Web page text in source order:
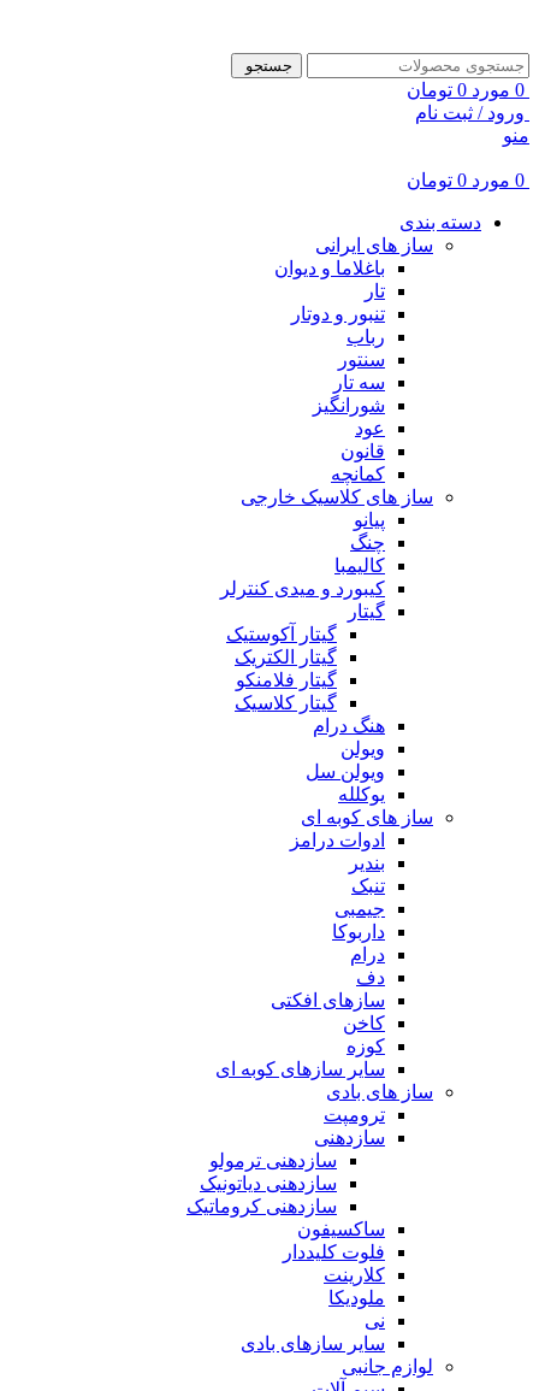
جستجو
0 مورد 0 تومان
ورود / ثبت نام
منو
0 مورد 0 تومان
دسته بندی
ساز های ایرانی
باغلاما و دیوان
تار
تنبور و دوتار
رباب
سنتور
سه تار
شورانگیز
عود
قانون
کمانچه
ساز های کلاسیک خارجی
پیانو
چنگ
کالیمبا
کیبورد و میدی کنترلر
گیتار
گیتار آکوستیک
گیتار الکتریک
گیتار فلامنکو
گیتار کلاسیک
هنگ درام
ویولن
ویولن سل
یوکلله
ساز های کوبه ای
ادوات درامز
بندیر
تنبک
جیمبی
داربوکا
درام
دف
سازهای افکتی
کاخن
کوزه
سایر سازهای کوبه ای
ساز های بادی
ترومپت
سازدهنی
سازدهنی ترمولو
سازدهنی دیاتونیک
سازدهنی کروماتیک
ساکسیفون
فلوت کلیددار
کلارینت
ملودیکا
نی
سایر سازهای بادی
لوازم جانبی